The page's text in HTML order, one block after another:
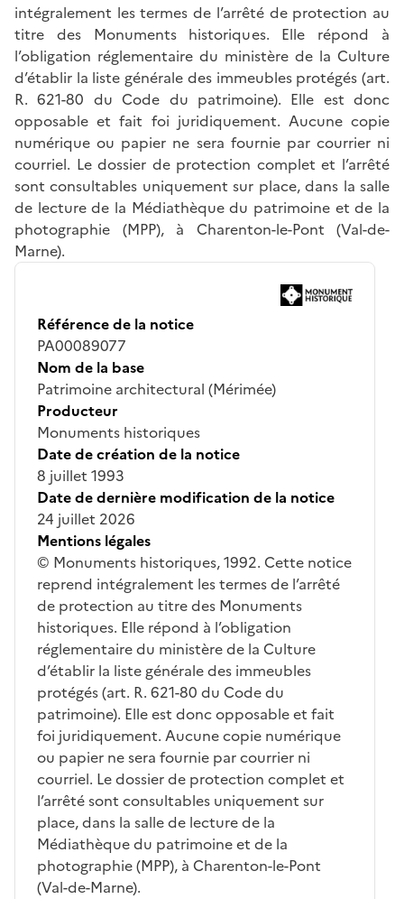
intégralement les termes de l’arrêté de protection au
titre des Monuments historiques. Elle répond à
l’obligation réglementaire du ministère de la Culture
d’établir la liste générale des immeubles protégés (art.
R. 621-80 du Code du patrimoine). Elle est donc
opposable et fait foi juridiquement. Aucune copie
numérique ou papier ne sera fournie par courrier ni
courriel. Le dossier de protection complet et l’arrêté
sont consultables uniquement sur place, dans la salle
de lecture de la Médiathèque du patrimoine et de la
photographie (MPP), à Charenton-le-Pont (Val-de-
Marne).
Référence de la notice
PA00089077
Nom de la base
Patrimoine architectural (Mérimée)
Producteur
Monuments historiques
Date de création de la notice
8 juillet 1993
Date de dernière modification de la notice
24 juillet 2026
Mentions légales
© Monuments historiques, 1992. Cette notice
reprend intégralement les termes de l’arrêté
de protection au titre des Monuments
historiques. Elle répond à l’obligation
réglementaire du ministère de la Culture
d’établir la liste générale des immeubles
protégés (art. R. 621-80 du Code du
patrimoine). Elle est donc opposable et fait
foi juridiquement. Aucune copie numérique
ou papier ne sera fournie par courrier ni
courriel. Le dossier de protection complet et
l’arrêté sont consultables uniquement sur
place, dans la salle de lecture de la
Médiathèque du patrimoine et de la
photographie (MPP), à Charenton-le-Pont
(Val-de-Marne).